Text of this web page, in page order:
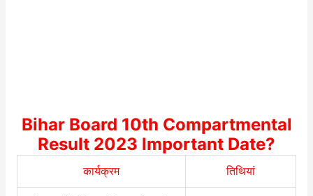
Bihar Board 10th Compartmental
Result 2023 Important Date?
कार्यक्रम तिथियां